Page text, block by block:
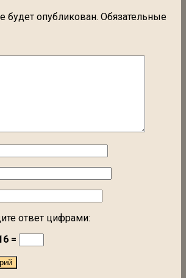
будет опубликован. Обязательные
ответ цифрами:
=